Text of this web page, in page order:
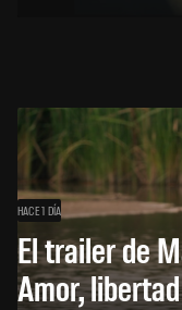
HACE 1 DÍA
El trailer de
Amor,